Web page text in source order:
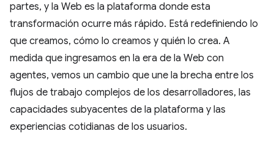
partes, y la Web es la plataforma donde esta
transformación ocurre más rápido. Está redefiniendo lo
que creamos, cómo lo creamos y quién lo crea. A
medida que ingresamos en la era de la Web con
agentes, vemos un cambio que une la brecha entre los
flujos de trabajo complejos de los desarrolladores, las
capacidades subyacentes de la plataforma y las
experiencias cotidianas de los usuarios.